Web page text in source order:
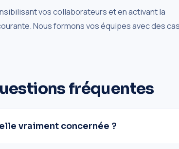
vos collaborateurs et en activant la
Nous formons vos équipes avec des
fréquentes
vraiment concernée ?